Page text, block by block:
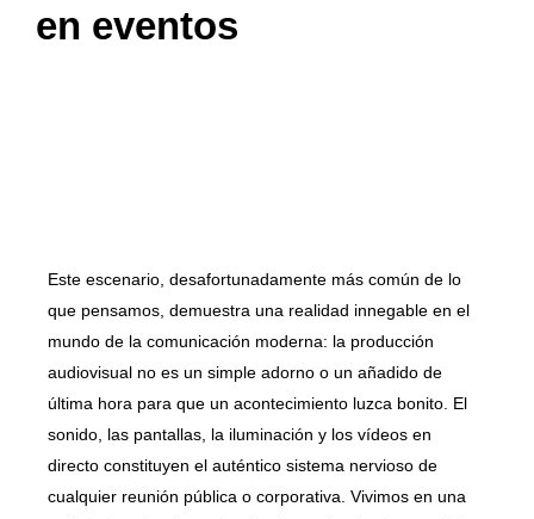
en eventos
Este escenario, desafortunadamente más común de lo
que pensamos, demuestra una realidad innegable en el
mundo de la comunicación moderna: la producción
audiovisual no es un simple adorno o un añadido de
última hora para que un acontecimiento luzca bonito. El
sonido, las pantallas, la iluminación y los vídeos en
directo constituyen el auténtico sistema nervioso de
cualquier reunión pública o corporativa. Vivimos en una